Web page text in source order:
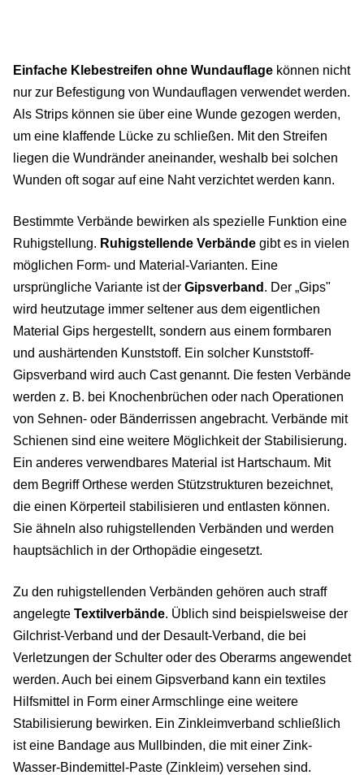
Einfache Klebestreifen ohne Wundauflage können nicht
nur zur Befestigung von Wundauflagen verwendet werden.
Als Strips können sie über eine Wunde gezogen werden,
um eine klaffende Lücke zu schließen. Mit den Streifen
liegen die Wundränder aneinander, weshalb bei solchen
Wunden oft sogar auf eine Naht verzichtet werden kann.
Bestimmte Verbände bewirken als spezielle Funktion eine
Ruhigstellung. Ruhigstellende Verbände gibt es in vielen
möglichen Form- und Material-Varianten. Eine
ursprüngliche Variante ist der Gipsverband . Der „Gips"
wird heutzutage immer seltener aus dem eigentlichen
Material Gips hergestellt, sondern aus einem formbaren
und aushärtenden Kunststoff. Ein solcher Kunststoff-
Gipsverband wird auch Cast genannt. Die festen Verbände
werden z. B. bei Knochenbrüchen oder nach Operationen
von Sehnen- oder Bänderrissen angebracht. Verbände mit
Schienen sind eine weitere Möglichkeit der Stabilisierung.
Ein anderes verwendbares Material ist Hartschaum. Mit
dem Begriff Orthese werden Stützstrukturen bezeichnet,
die einen Körperteil stabilisieren und entlasten können.
Sie ähneln also ruhigstellenden Verbänden und werden
hauptsächlich in der Orthopädie eingesetzt.
Zu den ruhigstellenden Verbänden gehören auch straff
angelegte Textilverbände. Üblich sind beispielsweise der
Gilchrist-Verband und der Desault-Verband, die bei
Verletzungen der Schulter oder des Oberarms angewendet
werden. Auch bei einem Gipsverband kann ein textiles
Hilfsmittel in Form einer Armschlinge eine weitere
Stabilisierung bewirken. Ein Zinkleimverband schließlich
ist eine Bandage aus Mullbinden, die mit einer Zink-
Wasser-Bindemittel-Paste (Zinkleim) versehen sind.